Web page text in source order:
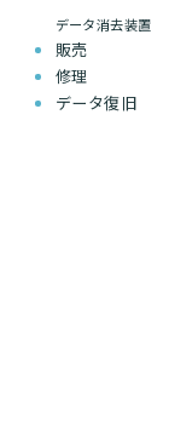
データ消去装置
販売
修理
データ復旧